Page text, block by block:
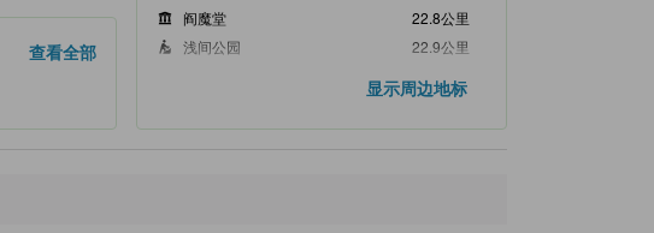
查看全部
阎魔堂
22.8公里
浅间公园
22.9公里
Sundrug
570米
显示周边地标